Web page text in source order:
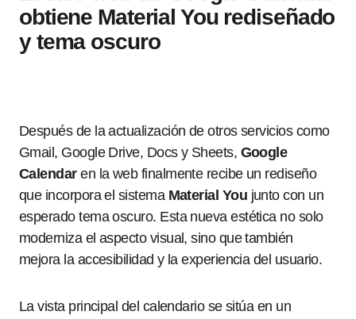
obtiene Material You rediseñado
y tema oscuro
Después de la actualización de otros servicios como
Gmail, Google Drive, Docs y Sheets, Google
Calendaren la web finalmente recibe un rediseño
que incorpora el sistema Material You junto con un
esperado tema oscuro. Esta nueva estética no solo
moderniza el aspecto visual, sino que también
mejora la accesibilidad y la experiencia del usuario.
La vista principal del calendario se sitúa en un